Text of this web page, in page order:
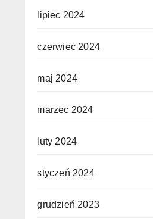
lipiec 2024
czerwiec 2024
maj 2024
marzec 2024
luty 2024
styczeń 2024
grudzień 2023